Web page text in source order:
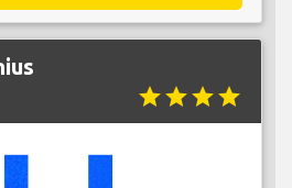
starstarstarstar